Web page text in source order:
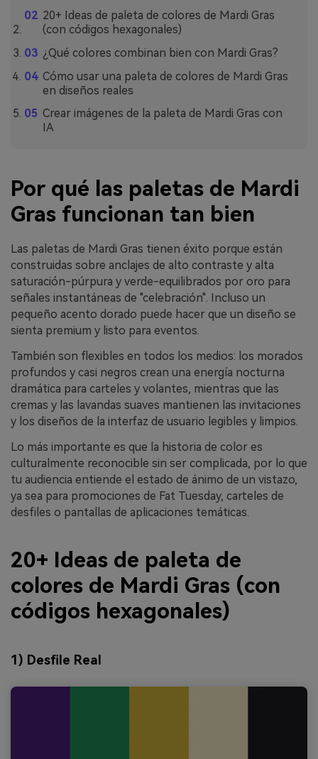
20+ Ideas de paleta de colores de Mardi Gras
(con códigos hexagonales)
¿Qué colores combinan bien con Mardi Gras?
Cómo usar una paleta de colores de Mardi Gras
en diseños reales
Crear imágenes de la paleta de Mardi Gras con
IA
Por qué las paletas de Mardi
Gras funcionan tan bien
Las paletas de Mardi Gras tienen éxito porque están
construidas sobre anclajes de alto contraste y alta
saturación-púrpura y verde-equilibrados por oro para
señales instantáneas de "celebración". Incluso un
pequeño acento dorado puede hacer que un diseño se
sienta premium y listo para eventos.
También son flexibles en todos los medios: los morados
profundos y casi negros crean una energía nocturna
dramática para carteles y volantes, mientras que las
cremas y las lavandas suaves mantienen las invitaciones
y los diseños de la interfaz de usuario legibles y limpios.
Lo más importante es que la historia de color es
culturalmente reconocible sin ser complicada, por lo que
tu audiencia entiende el estado de ánimo de un vistazo,
ya sea para promociones de Fat Tuesday, carteles de
desfiles o pantallas de aplicaciones temáticas.
20+ Ideas de paleta de
colores de Mardi Gras (con
códigos hexagonales)
1) Desfile Real